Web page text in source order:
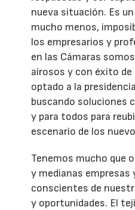
nueva situación. Es
mucho menos,
los empresarios y
en las Cámaras
airosos y con éxito
optado a la
buscando soluciones
y para todos para
escenario de los
Tenemos mucho que
y medianas empresas
conscientes de
y oportunidades. El